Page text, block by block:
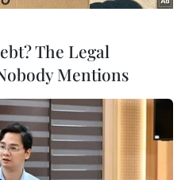
The Legal
Mentions